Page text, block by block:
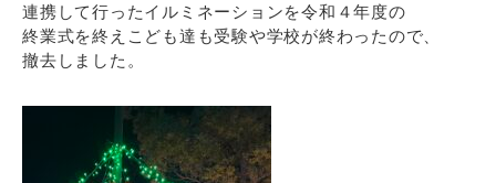
連携して行ったイルミネーションを令和４年度の
終業式を終えこども達も受験や学校が終わったので、
撤去しました。